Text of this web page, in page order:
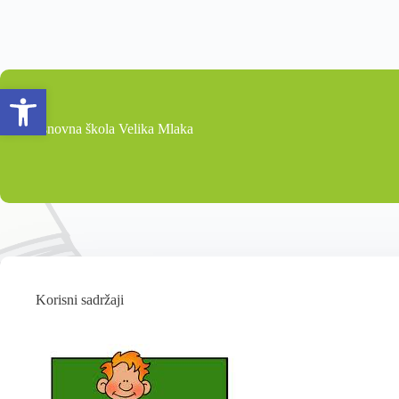
Open toolbar
Osnovna škola Velika Mlaka
Korisni sadržaji